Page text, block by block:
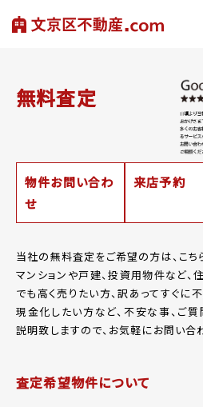
無料査定
物件お問い合わ
せ
来店予約
当社の無料査定をご希望の方は、こち
マンションや戸建、投資用物件など、
でも高く売りたい方、訳あってすぐに
現金化したい方など、 不安な事、ご
説明致しますので、お気軽にお問い合
査定希望物件について